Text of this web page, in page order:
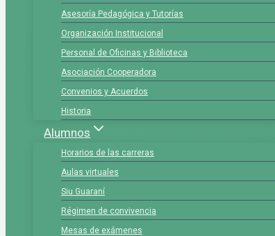
Asesoría Pedagógica y Tutorías
Organización Institucional
Personal de Oficinas y Biblioteca
Asociación Cooperadora
Convenios y Acuerdos
Historia
Alumnos
Horarios de las carreras
Aulas virtuales
Siu Guaraní
Régimen de convivencia
Mesas de exámenes